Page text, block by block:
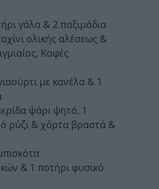
γάλα & 2 παξιμάδια
ολικής αλέσεως &
Καφές
με κανέλα & 1
ψάρι ψητό, 1
ρύζι & χόρτα βραστά &
& 1 ποτήρι φυσικό